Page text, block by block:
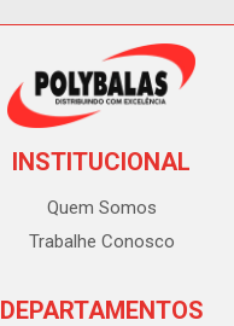
INSTITUCIONAL
Quem Somos
Trabalhe Conosco
DEPARTAMENTOS